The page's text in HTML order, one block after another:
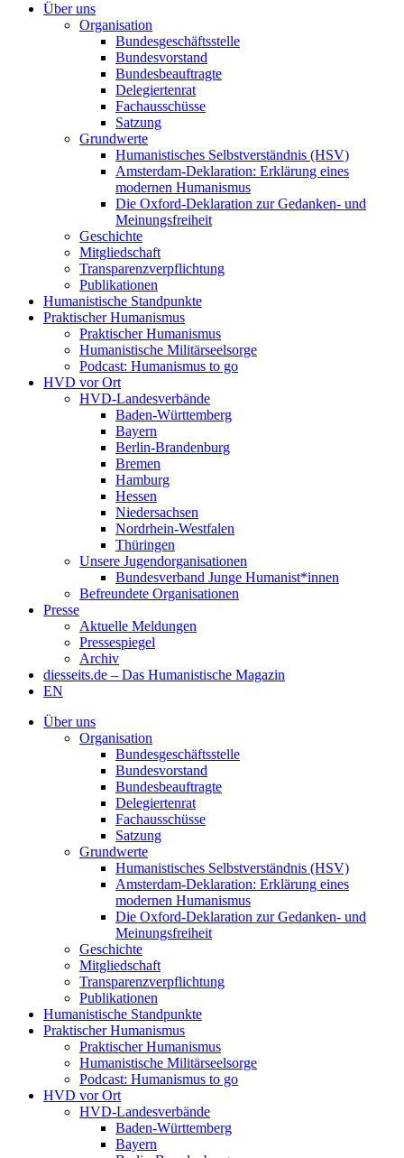
Über uns
Organisation
Bundesgeschäftsstelle
Bundesvorstand
Bundesbeauftragte
Delegiertenrat
Fachausschüsse
Satzung
Grundwerte
Humanistisches Selbstverständnis (HSV)
Amsterdam-Deklaration: Erklärung eines
modernen Humanismus
Die Oxford-Deklaration zur Gedanken- und
Meinungsfreiheit
Geschichte
Mitgliedschaft
Transparenzverpflichtung
Publikationen
Humanistische Standpunkte
Praktischer Humanismus
Praktischer Humanismus
Humanistische Militärseelsorge
Podcast: Humanismus to go
HVD vor Ort
HVD-Landesverbände
Baden-Württemberg
Bayern
Berlin-Brandenburg
Bremen
Hamburg
Hessen
Niedersachsen
Nordrhein-Westfalen
Thüringen
Unsere Jugendorganisationen
Bundesverband Junge Humanist*innen
Befreundete Organisationen
Presse
Aktuelle Meldungen
Pressespiegel
Archiv
diesseits.de – Das Humanistische Magazin
EN
Über uns
Organisation
Bundesgeschäftsstelle
Bundesvorstand
Bundesbeauftragte
Delegiertenrat
Fachausschüsse
Satzung
Grundwerte
Humanistisches Selbstverständnis (HSV)
Amsterdam-Deklaration: Erklärung eines
modernen Humanismus
Die Oxford-Deklaration zur Gedanken- und
Meinungsfreiheit
Geschichte
Mitgliedschaft
Transparenzverpflichtung
Publikationen
Humanistische Standpunkte
Praktischer Humanismus
Praktischer Humanismus
Humanistische Militärseelsorge
Podcast: Humanismus to go
HVD vor Ort
HVD-Landesverbände
Baden-Württemberg
Bayern